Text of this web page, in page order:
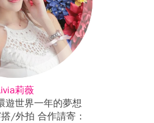
莉薇
遊世界一年的夢想
/外拍 合作請寄：